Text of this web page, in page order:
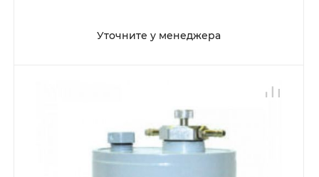
Уточните у менеджера